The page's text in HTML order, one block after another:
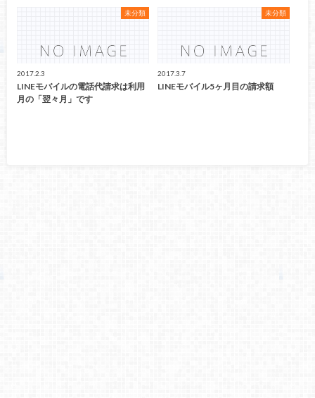
未分類
2017.2.3
LINEモバイルの電話代請求は利用
月の「翌々月」です
未分類
2017.3.7
LINEモバイル5ヶ月目の請求額